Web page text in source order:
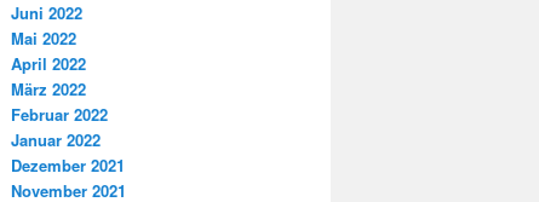
Juni 2022
Mai 2022
April 2022
März 2022
Februar 2022
Januar 2022
Dezember 2021
November 2021